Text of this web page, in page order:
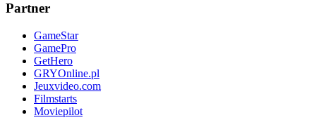
Partner
GameStar
GamePro
GetHero
GRYOnline.pl
Jeuxvideo.com
Filmstarts
Moviepilot